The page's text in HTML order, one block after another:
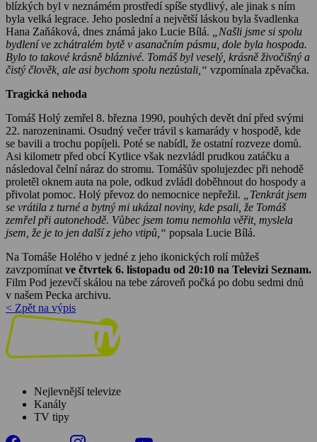
blízkých byl v neznámém prostředí spíše stydlivý, ale jinak s ním
byla velká legrace. Jeho poslední a největší láskou byla švadlenka
Hana Zaňáková, dnes známá jako Lucie Bílá.
„Našli jsme si spolu
bydlení ve zchátralém bytě v asanačním pásmu, dole byla hospoda.
Bylo to takové krásně bláznivé. Tomáš byl veselý, krásně živočišný a
čistý člověk, ale asi bychom spolu nezůstali,“ vzpomínala zpěvačka.
Tragická nehoda
Tomáš Holý zemřel 8. března 1990, pouhých devět dní před svými
22. narozeninami. Osudný večer trávil s kamarády v hospodě, kde
se bavili a trochu popíjeli. Poté se nabídl, že ostatní rozveze domů.
Asi kilometr před obcí Kytlice však nezvládl prudkou zatáčku a
následoval čelní náraz do stromu. Tomášův spolujezdec při nehodě
proletěl oknem auta na pole, odkud zvládl doběhnout do hospody a
přivolat pomoc. Holý převoz do nemocnice nepřežil.
„Tenkrát jsem
se vrátila z turné a bytný mi ukázal noviny, kde psali, že Tomáš
zemřel při autonehodě. Vůbec jsem tomu nemohla věřit, myslela
jsem, že je to jen další z jeho vtipů,“ popsala Lucie Bílá.
Na Tomáše Holého v jedné z jeho ikonických rolí můžeš
zavzpomínat ve čtvrtek 6. listopadu od 20:10 na Televizi Seznam.
Film Pod jezevčí skálou na tebe zároveň počká po dobu sedmi dnů
v našem Pecka archivu.
< Zpět na výpis
Nejlevnější televize
Kanály
TV tipy